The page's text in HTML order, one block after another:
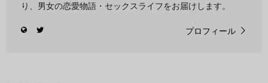
り、男女の恋愛物語・セックスライフをお届けします。
プロフィール